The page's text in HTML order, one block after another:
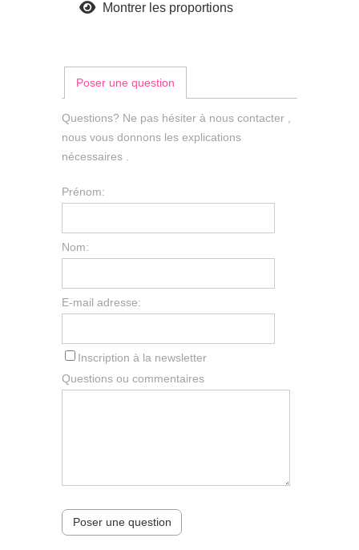
Montrer les proportions
Poser une question
Questions? Ne pas hésiter à nous contacter ,
nous vous donnons les explications
nécessaires .
Prénom:
Nom:
E-mail adresse:
Inscription à la newsletter
Questions ou commentaires
Poser une question